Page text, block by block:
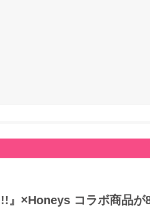
!!』×Honeys コラボ商品